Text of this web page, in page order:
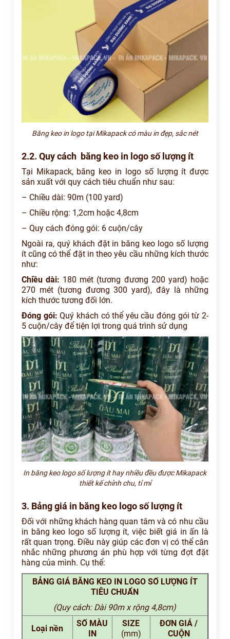
Băng keo in logo tại Mikapack có màu in đẹp, sắc nét
2.2. Quy cách băng keo in logo số lượng ít
Tại Mikapack, băng keo in logo số lượng ít được
sản xuất với quy cách tiêu chuẩn như sau:
– Chiều dài: 90m (100 yard)
– Chiều rộng: 1,2cm hoặc 4,8cm
– Quy cách đóng gói: 6 cuộn/cây
Ngoài ra, quý khách đặt in băng keo logo số lượng
ít cũng có thể đặt in theo yêu cầu những kích thước
như:
Chiều dài: 180 mét (tương đương 200 yard) hoặc
270 mét (tương đương 300 yard), đây là những
kích thước tương đối lớn.
Đóng gói: Quý khách có thể yêu cầu đóng gói từ 2-
5 cuộn/cây để tiện lợi trong quá trình sử dụng
In băng keo logo số lượng ít hay nhiều đều được Mikapack
thiết kế chỉnh chu, tỉ mỉ
3. Bảng giá in băng keo logo số lượng ít
Đối với những khách hàng quan tâm và có nhu cầu
in băng keo logo số lượng ít, việc biết giá in ấn là
rất quan trọng. Điều này giúp các đơn vị có thể cân
nhắc những phương án phù hợp với từng đợt đặt
hàng của mình. Cụ thể:
BẢNG GIÁ BĂNG KEO IN LOGO SỐ LƯỢNG ÍT
TIÊU CHUẨN
(Quy cách: Dài 90m x rộng 4,8cm)
Loại nền
SỐ MÀU
IN
SIZE
(mm)
ĐƠN GIÁ /
CUỘN